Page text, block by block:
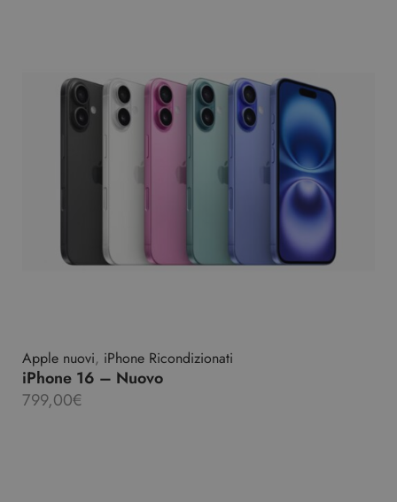
Apple nuovi, iPhone Ricondizionati
iPhone 16 – Nuovo
799,00€